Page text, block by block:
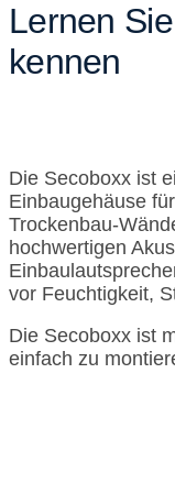
Lernen
kennen
Die Secoboxx ist
Einbaugehäuse
Trockenbau-
hochwertigen
vor Feuchtigkeit,
Die Secoboxx ist
einfach zu